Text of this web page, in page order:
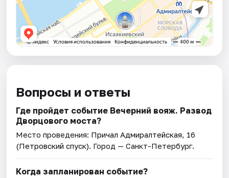
Вопросы и ответы
Где пройдет событие Вечерний вояж. Развод
Дворцового моста?
Место проведения: Причал Адмиралтейская, 16
(Петровский спуск). Город — Санкт-Петербург.
Когда запланирован событие?